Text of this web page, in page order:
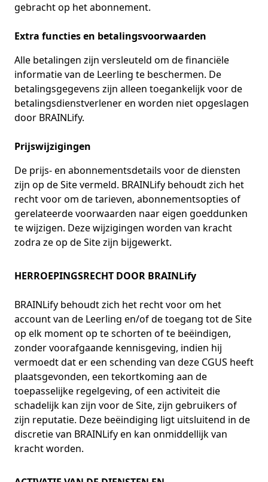
gebracht op het abonnement.
Extra functies en betalingsvoorwaarden
Alle betalingen zijn versleuteld om de financiële
informatie van de Leerling te beschermen. De
betalingsgegevens zijn alleen toegankelijk voor de
betalingsdienstverlener en worden niet opgeslagen
door BRAINLify.
Prijswijzigingen
De prijs- en abonnementsdetails voor de diensten
zijn op de Site vermeld. BRAINLify behoudt zich het
recht voor om de tarieven, abonnementsopties of
gerelateerde voorwaarden naar eigen goeddunken
te wijzigen. Deze wijzigingen worden van kracht
zodra ze op de Site zijn bijgewerkt.
HERROEPINGSRECHT DOOR BRAINLify
BRAINLify behoudt zich het recht voor om het
account van de Leerling en/of de toegang tot de Site
op elk moment op te schorten of te beëindigen,
zonder voorafgaande kennisgeving, indien hij
vermoedt dat er een schending van deze CGUS heeft
plaatsgevonden, een tekortkoming aan de
toepasselijke regelgeving, of een activiteit die
schadelijk kan zijn voor de Site, zijn gebruikers of
zijn reputatie. Deze beëindiging ligt uitsluitend in de
discretie van BRAINLify en kan onmiddellijk van
kracht worden.